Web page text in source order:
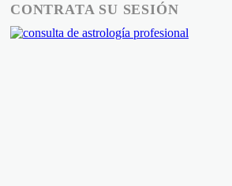
CONTRATA SU SESIÓN